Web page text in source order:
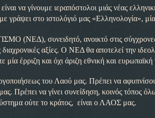
είναι να γίνουμε ιεραπόστολοι μιάς νέας
γράψει στο ιστολόγιό μας «Ελληνολογία»,
συνειδητό, ανοικτό στις σύγχρονες
αξίες. Ο ΝΕΔ θα αποτελεί την
μία έρριζη και όχι άριζη εθνική και ευρωπαϊκή
του Λαού μας. Πρέπει να
Πρέπει να γίνει συνείδηση, κοινός τόπος
ούτε το κράτος, είναι ο ΛΑΟΣ μας.